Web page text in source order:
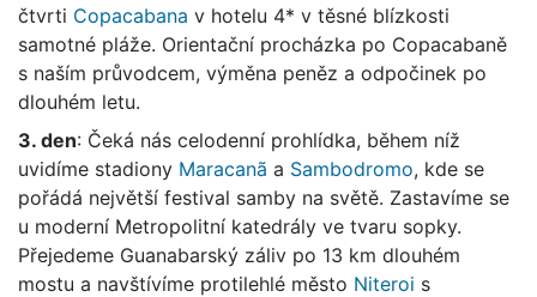
čtvrti Copacabana v hotelu 4* v těsné blízkosti
samotné pláže. Orientační procházka po Copacabaně
s naším průvodcem, výměna peněz a odpočinek po
dlouhém letu.
3. den: Čeká nás celodenní prohlídka, během níž
uvidíme stadiony Maracanã a Sambodromo, kde se
pořádá největší festival samby na světě. Zastavíme se
u moderní Metropolitní katedrály ve tvaru sopky.
Přejedeme Guanabarský záliv po 13 km dlouhém
mostu a navštívíme protilehlé město Niteroi s